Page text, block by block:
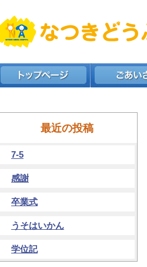
最近の投稿
7-5
感謝
卒業式
うそはいかん
学位記